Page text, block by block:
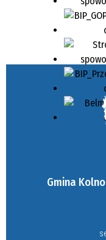
Gmina Kolno